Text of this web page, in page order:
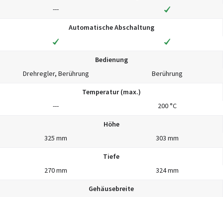
---
Automatische Abschaltung
Bedienung
Drehregler, Berührung
Berührung
Temperatur (max.)
---
200 °C
Höhe
325 mm
303 mm
Tiefe
270 mm
324 mm
Gehäusebreite